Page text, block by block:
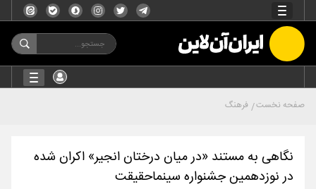
صفحه نخست فرهنگ
نگاهی به مستند «در میان درختان انجیر» اکران شده
در نوزدهمین جشنواره سینماحقیقت